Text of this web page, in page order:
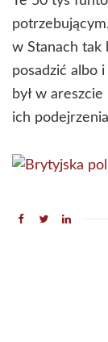
w Stanach tak
posadzić albo
był w
ich